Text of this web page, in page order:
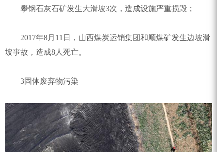
攀钢石灰石矿发生大滑坡3次，造成设施严重损毁；
2017年8月11日，山西煤炭运销集团和顺煤矿发生边坡滑
坡事故，造成8人死亡。
3固体废弃物污染